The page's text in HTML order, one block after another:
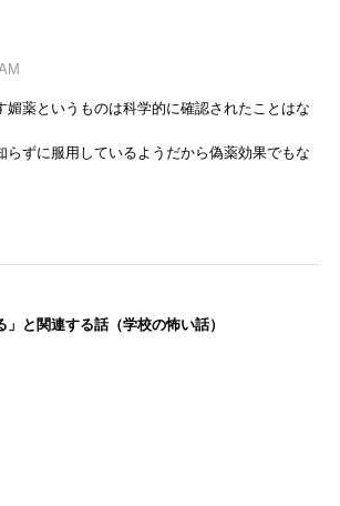
媚薬というものは科学的に確認されたことはな
らずに服用しているようだから偽薬効果でもな
」と関連する話（学校の怖い話）